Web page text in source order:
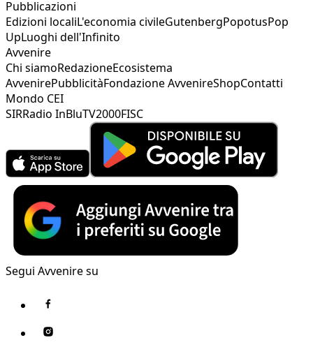
Pubblicazioni
Edizioni localiL'economia civileGutenbergPopotusPop
UpLuoghi dell'Infinito
Avvenire
Chi siamoRedazioneEcosistema
AvvenirePubblicitàFondazione AvvenireShopContatti
Mondo CEI
SIRRadio InBluTV2000FISC
Segui Avvenire su